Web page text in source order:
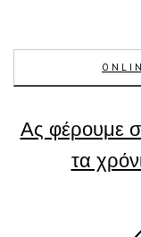
Ας φέρουμε
τα